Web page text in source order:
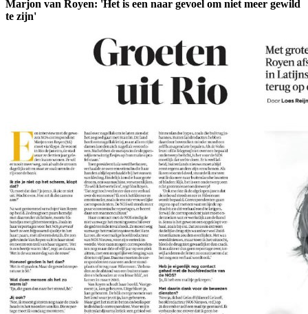
Marjon van Royen: 'Het is een naar gevoel om niet meer gewild
te zijn'